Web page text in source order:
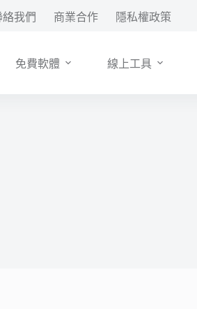
絡我們 商業合作 隱私權政策
免費軟體 線上工具